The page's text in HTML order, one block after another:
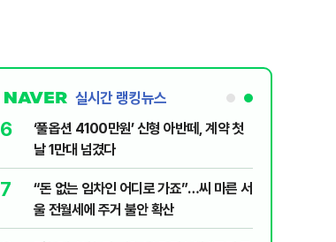
실시간 랭킹뉴스
6
‘풀옵션 4100만원’ 신형 아반떼, 계약 첫
날 1만대 넘겼다
7
“돈 없는 임차인 어디로 가죠”…씨 마른 서
울 전월세에 주거 불안 확산